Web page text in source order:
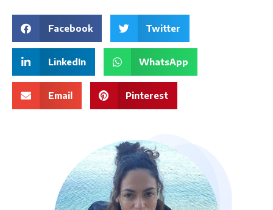
Facebook Twitter
LinkedIn WhatsApp
Email Pinterest